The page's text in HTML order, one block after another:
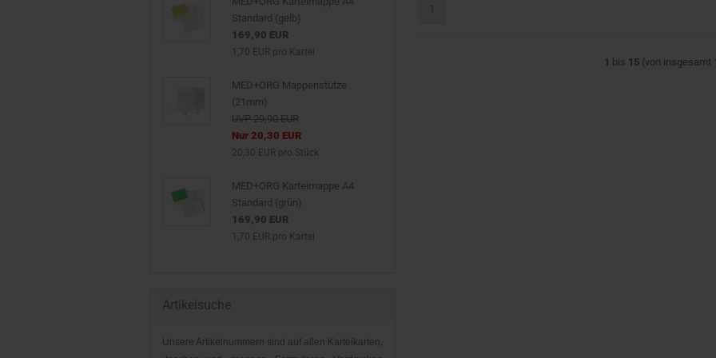
1 bis 15(von insgesamt
Standard (gelb)
169,90 EUR
1,70 EUR pro Kartei
MED+ORG Mappenstütze
(21mm)
UVP 29,90 EUR
Nur 20,30 EUR
20,30 EUR pro Stück
MED+ORG Karteimappe A4
Standard (grün)
169,90 EUR
1,70 EUR pro Kartei
Artikelsuche
Unsere Artikelnummern sind auf allen Karteikarten,